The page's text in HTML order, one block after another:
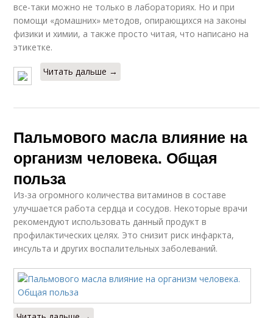
все-таки можно не только в лабораториях. Но и при
помощи «домашних» методов, опирающихся на законы
физики и химии, а также просто читая, что написано на
этикетке.
Читать дальше →
Пальмового масла влияние на
организм человека. Общая
польза
Из-за огромного количества витаминов в составе
улучшается работа сердца и сосудов. Некоторые врачи
рекомендуют использовать данный продукт в
профилактических целях. Это снизит риск инфаркта,
инсульта и других воспалительных заболеваний.